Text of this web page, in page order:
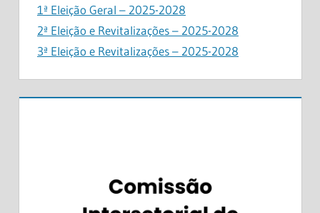
1ª Eleição Geral – 2025-2028
2ª Eleição e Revitalizações – 2025-2028
3ª Eleição e Revitalizações – 2025-2028